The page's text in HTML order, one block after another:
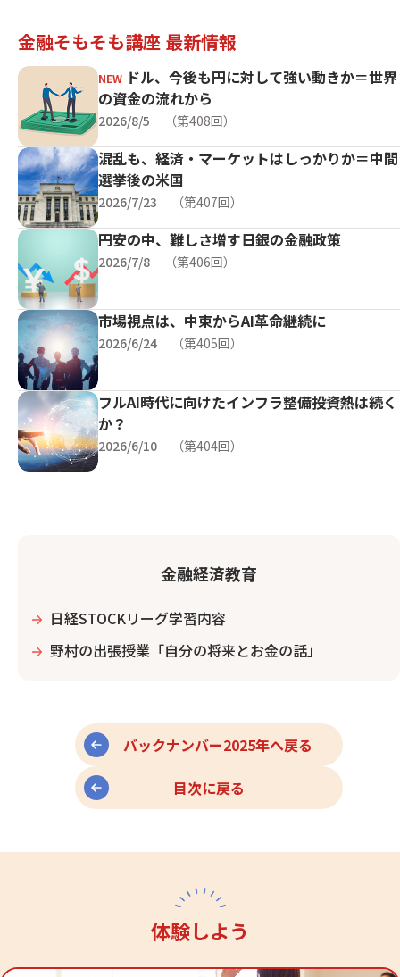
金融そもそも講座 最新情報
ドル、今後も円に対して強い動きか＝世界
の資金の流れから
2026/8/5 第408回
混乱も、経済・マーケットはしっかりか＝中間
選挙後の米国
2026/7/23 第407回
円安の中、難しさ増す日銀の金融政策
2026/7/8 第406回
市場視点は、中東からAI革命継続に
2026/6/24 第405回
フルAI時代に向けたインフラ整備――投資熱は続く
か？
2026/6/10 第404回
金融経済教育
日経STOCKリーグ学習内容
野村の出張授業「自分の将来とお金の話」
バックナンバー2025年へ戻る
目次に戻る
体験しよう